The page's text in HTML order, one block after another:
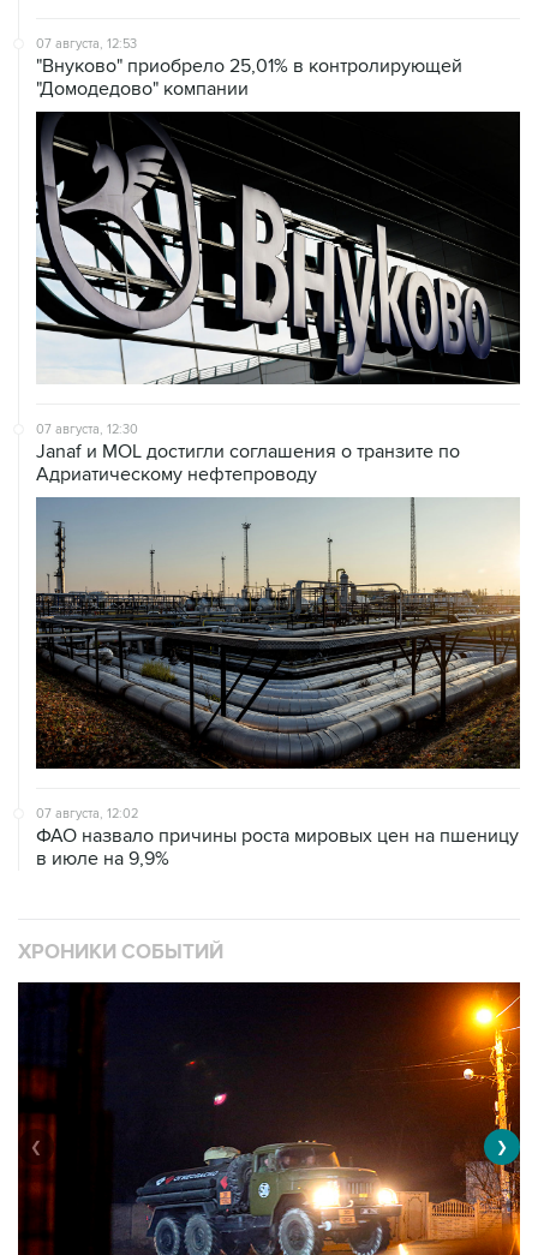
07 августа, 12:53
"Внуково" приобрело 25,01% в контролирующей
"Домодедово" компании
07 августа, 12:30
Janaf и MOL достигли соглашения о транзите по
Адриатическому нефтепроводу
07 августа, 12:02
ФАО назвало причины роста мировых цен на пшеницу
в июле на 9,9%
ХРОНИКИ СОБЫТИЙ
❮ ❯